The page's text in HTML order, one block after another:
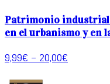
Patrimonio industrial
en el urbanismo y en
9,99€–20,00€